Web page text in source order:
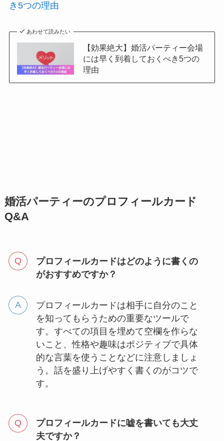
き5つの理由
あわせて読みたい
【効果絶大】婚活パーティー会場
には早く到着しておくべき5つの
理由
婚活パーティーのプロフィールカード
Q&A
プロフィールカードはどのように書くの
がおすすめですか？
プロフィールカードは相手に自分のこと
を知ってもらうための重要なツールで
す。すべての項目を埋めて空欄を作らな
いこと、性格や趣味はポジティブで具体
的な言葉を使うことなどに注意しましょ
う。話を盛り上げやすく書くのがコツで
す。
プロフィールカードに嘘を書いても大丈
夫ですか？